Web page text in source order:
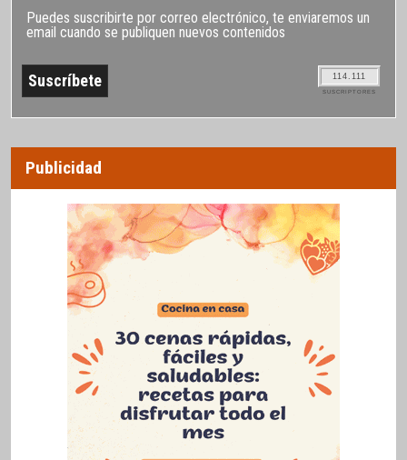
Puedes suscribirte por correo electrónico, te enviaremos un
email cuando se publiquen nuevos contenidos
114.111
SUSCRIPTORES
Publicidad